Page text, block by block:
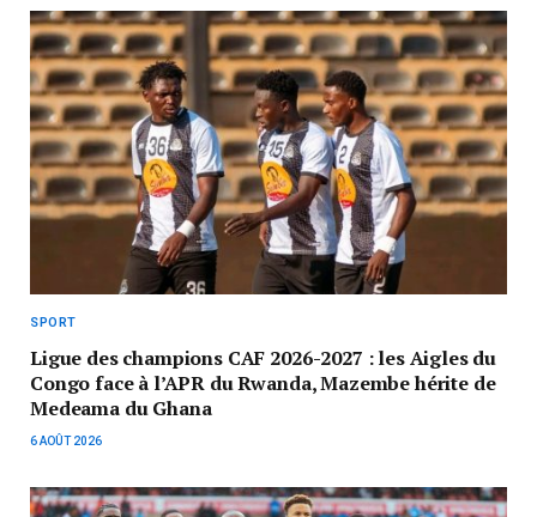
SPORT
Ligue des champions CAF 2026-2027 : les Aigles du
Congo face à l’APR du Rwanda, Mazembe hérite de
Medeama du Ghana
6 AOÛT 2026